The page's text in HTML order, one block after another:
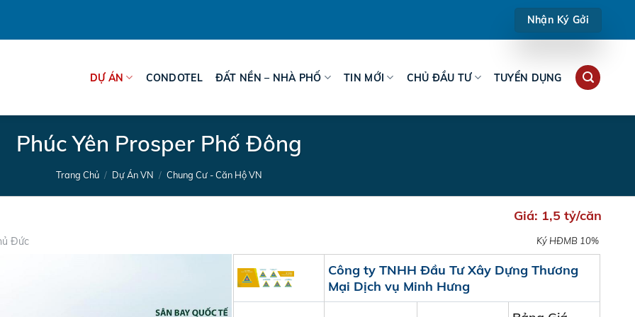
Nhận Ký Gởi
DỰ ÁN CONDOTEL ĐẤT NỀN – NHÀ PHỐ TIN MỚI CHỦ ĐẦU TƯ TUYỂN DỤNG
Phúc Yên Prosper Phố Đông
Trang Chủ / Dự Án VN / Chung Cư - Căn Hộ VN
Đức
Giá: 1,5 tỷ/căn
Ký HĐMB 10%
Công ty TNHH Đầu Tư Xây Dựng Thương
Mại Dịch vụ Minh Hưng